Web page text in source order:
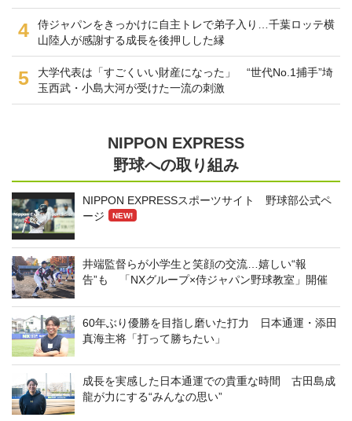
4
侍ジャパンをきっかけに自主トレで弟子入り…千葉ロッテ横
山陸人が感謝する成長を後押しした縁
5
大学代表は「すごくいい財産になった」 “世代No.1捕手”埼
玉西武・小島大河が受けた一流の刺激
NIPPON EXPRESS
野球への取り組み
NIPPON EXPRESSスポーツサイト 野球部公式ペ
ージ
NEW!
井端監督らが小学生と笑顔の交流…嬉しい“報
告”も 「NXグループ×侍ジャパン野球教室」開催
60年ぶり優勝を目指し磨いた打力 日本通運・添田
真海主将「打って勝ちたい」
成長を実感した日本通運での貴重な時間 古田島成
龍が力にする“みんなの思い”